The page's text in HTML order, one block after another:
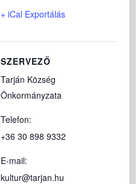
+ iCal Exportálás
SZERVEZŐ
Tarján Község
Önkormányzata
Telefon:
+36 30 898 9332
E-mail:
kultur@tarjan.hu